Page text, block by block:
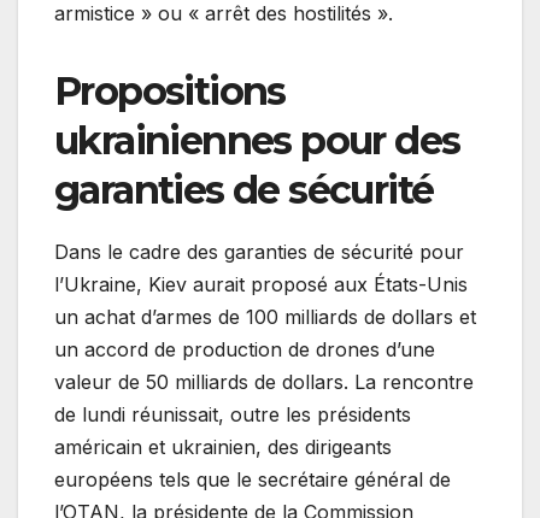
armistice » ou « arrêt des hostilités ».
Propositions
ukrainiennes pour des
garanties de sécurité
Dans le cadre des garanties de sécurité pour
l’Ukraine, Kiev aurait proposé aux États-Unis
un achat d’armes de 100 milliards de dollars et
un accord de production de drones d’une
valeur de 50 milliards de dollars. La rencontre
de lundi réunissait, outre les présidents
américain et ukrainien, des dirigeants
européens tels que le secrétaire général de
l’OTAN, la présidente de la Commission